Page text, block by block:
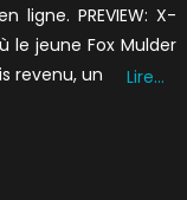
PREVIEW: X-
le jeune Fox Mulder
revenu, un
Lire…